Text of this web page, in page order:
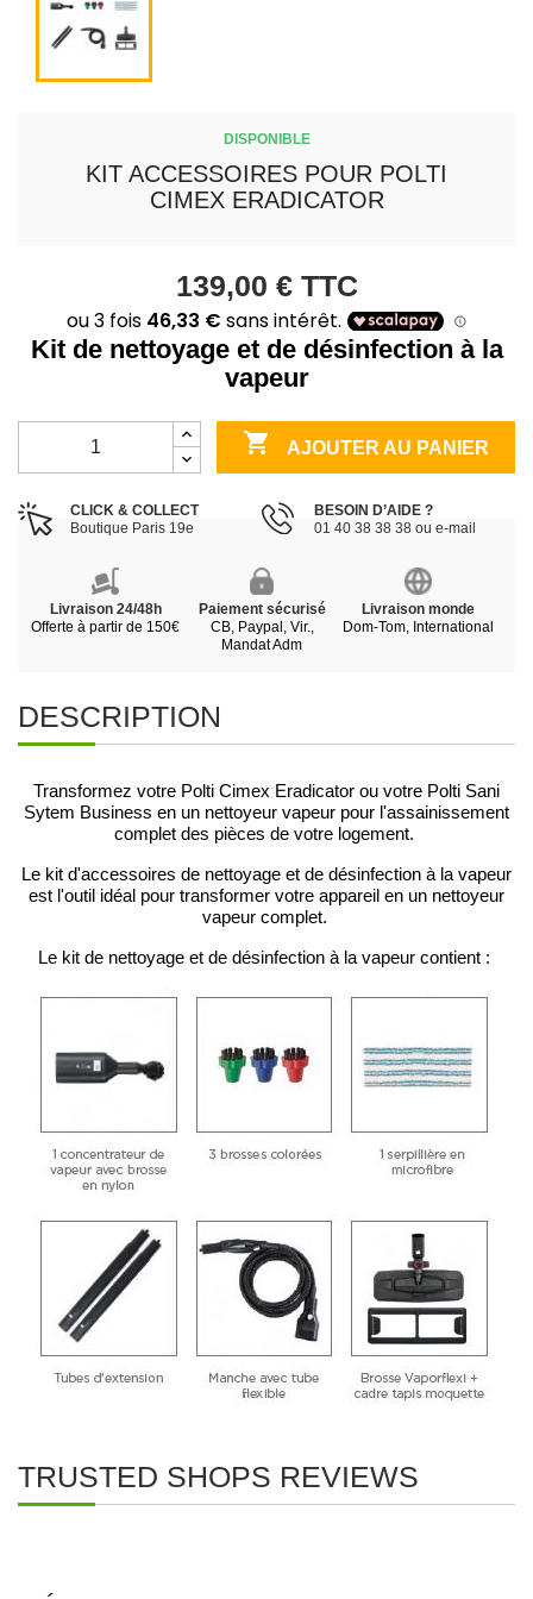
DISPONIBLE
KIT ACCESSOIRES POUR POLTI
CIMEX ERADICATOR
139,00 € TTC
Kit de nettoyage et de désinfection à la
vapeur
 AJOUTER AU PANIER
CLICK & COLLECT
Boutique Paris 19e
BESOIN D’AIDE ?
01 40 38 38 38 ou e-mail
Livraison 24/48h
Offerte à partir de 150€
Paiement sécurisé
CB, Paypal, Vir.,
Mandat Adm
Livraison monde
Dom-Tom, International
DESCRIPTION
Transformez votre Polti Cimex Eradicator ou votre Polti Sani
Sytem Business en un nettoyeur vapeur pour l'assainissement
complet des pièces de votre logement.
Le kit d'accessoires de nettoyage et de désinfection à la vapeur
est l'outil idéal pour transformer votre appareil en un nettoyeur
vapeur complet.
Le kit de nettoyage et de désinfection à la vapeur contient :
TRUSTED SHOPS REVIEWS